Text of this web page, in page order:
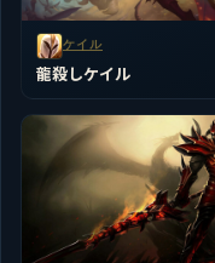
ケイル
龍殺しケイル